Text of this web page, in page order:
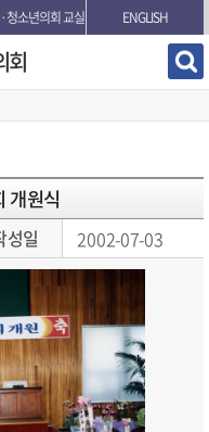
청소년의회 교실
ENGLISH
회
개원식
성일 2002-07-03